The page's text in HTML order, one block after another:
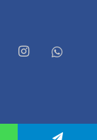
TumblrInstagram